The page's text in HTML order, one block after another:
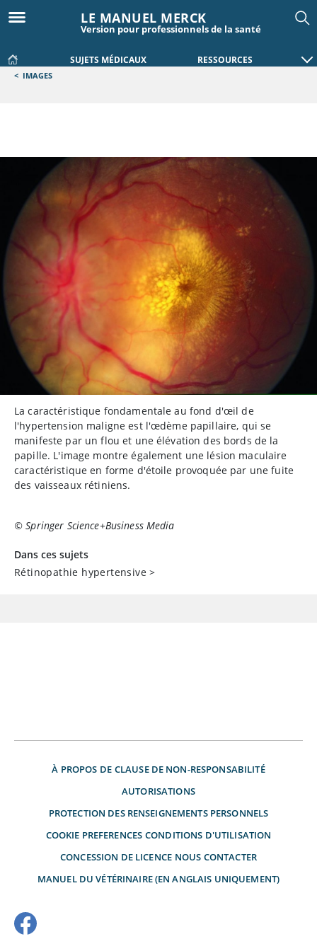
LE MANUEL MERCK
Version pour professionnels de la santé
SUJETS MÉDICAUX RESSOURCES
< IMAGES
La caractéristique fondamentale au fond d'œil de
l'hypertension maligne est l'œdème papillaire, qui se
manifeste par un flou et une élévation des bords de la
papille. L'image montre également une lésion maculaire
caractéristique en forme d'étoile provoquée par une fuite
des vaisseaux rétiniens.
© Springer Science+Business Media
Dans ces sujets
Rétinopathie hypertensive >
À PROPOS DE CLAUSE DE NON-RESPONSABILITÉ
AUTORISATIONS
PROTECTION DES RENSEIGNEMENTS PERSONNELS
COOKIE PREFERENCES CONDITIONS D'UTILISATION
CONCESSION DE LICENCE NOUS CONTACTER
MANUEL DU VÉTÉRINAIRE (EN ANGLAIS UNIQUEMENT)